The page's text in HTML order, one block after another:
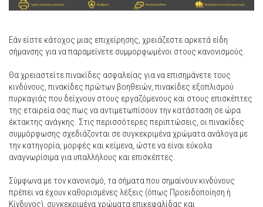
Εάν είστε κάτοχος μιας επιχείρησης, χρειάζεστε αρκετά είδη
σήμανσης για να παραμείνετε συμμορφωμένοι στους κανονισμούς.
Θα χρειαστείτε πινακίδες ασφαλείας για να επισημάνετε τους
κινδύνους, πινακίδες πρώτων βοηθειών, πινακίδες εξοπλισμού
πυρκαγιάς που δείχνουν στους εργαζόμενους και στους επισκέπτες
της εταιρεία σας πως να αντιμετωπίσουν την κατάσταση σε ώρα
έκτακτης ανάγκης. Στις περισσότερες περιπτώσεις, οι πινακίδες
συμμόρφωσης σχεδιάζονται σε συγκεκριμένα χρώματα ανάλογα με
την κατηγορία, μορφές και κείμενα, ώστε να είναι εύκολα
αναγνωρίσιμα για υπαλλήλους και επισκέπτες.
Σύμφωνα με τον κανονισμό, τα σήματα που σημαίνουν κινδύνους
πρέπει να έχουν καθορισμένες λέξεις (όπως Προειδοποίηση ή
Κίνδυνος), συγκεκριμένα χρώματα επικεφαλίδας και